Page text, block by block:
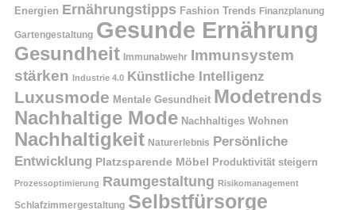
Energien Ernährungstipps Fashion Trends Finanzplanung
Gartengestaltung Gesunde Ernährung
Gesundheit Immunabwehr Immunsystem
stärken Industrie 4.0 Künstliche Intelligenz
Luxusmode Mentale Gesundheit Modetrends
Nachhaltige Mode Nachhaltiges Wohnen
Nachhaltigkeit Naturerlebnis Persönliche
Entwicklung Platzsparende Möbel Produktivität steigern
Prozessoptimierung Raumgestaltung Risikomanagement
Schlafzimmergestaltung Selbstfürsorge